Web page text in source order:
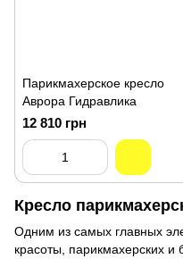
Парикмахерское кресло
Аврора Гидравлика
12 810 грн
Кресло
Одним из самых главных
красоты, парикмахерских